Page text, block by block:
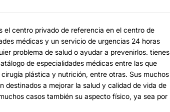
el centro privado de referencia en el centro de
médicas y un servicio de urgencias 24 horas
problema de salud o ayudar a prevenirlos. tienes
de especialidades médicas entre las que
plástica y nutrición, entre otras. Sus muchos
destinados a mejorar la salud y calidad de vida de
casos también su aspecto físico, ya sea por